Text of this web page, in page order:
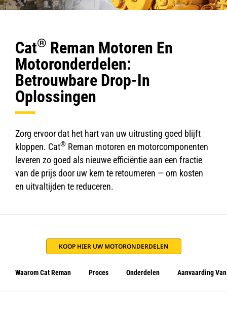
Cat® Reman Motoren En
Motoronderdelen:
Betrouwbare Drop-In
Oplossingen
Zorg ervoor dat het hart van uw uitrusting goed blijft
kloppen. Cat® Reman motoren en motorcomponenten
leveren zo goed als nieuwe efficiëntie aan een fractie
van de prijs door uw kern te retourneren — om kosten
en uitvaltijden te reduceren.
KOOP HIER UW MOTORONDERDELEN
Waarom Cat Reman Proces Onderdelen Aanvaarding